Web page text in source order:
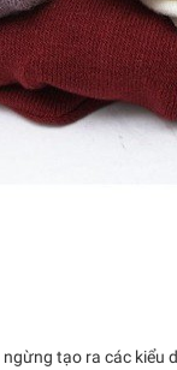
tạo ra các kiểu